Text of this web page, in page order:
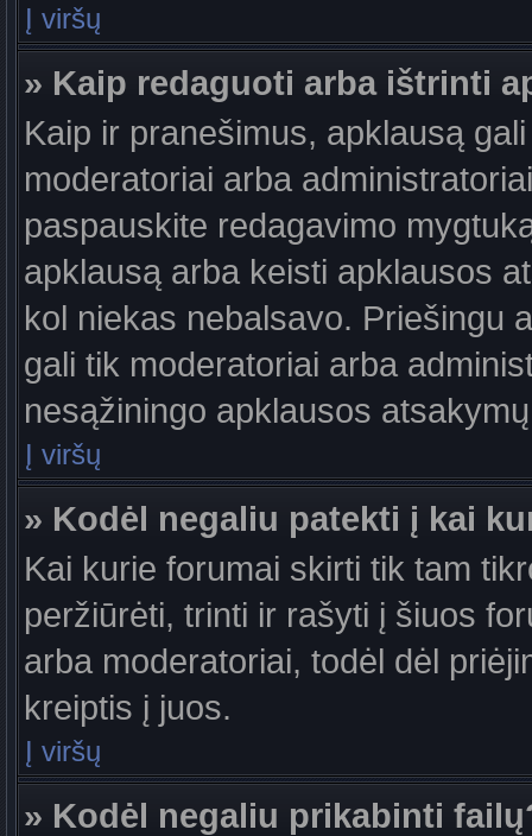
Į viršų
» Kaip redaguoti arba ištrinti
Kaip ir pranešimus, apklausą
moderatoriai arba
paspauskite redagavimo
apklausą arba keisti apklausos
kol niekas nebalsavo. Priešingu
gali tik moderatoriai arba
nesąžiningo apklausos
Į viršų
» Kodėl negaliu patekti į kai
Kai kurie forumai skirti tik tam
peržiūrėti, trinti ir rašyti į šiuos
arba moderatoriai, todėl dėl
kreiptis į juos.
Į viršų
» Kodėl negaliu prikabinti